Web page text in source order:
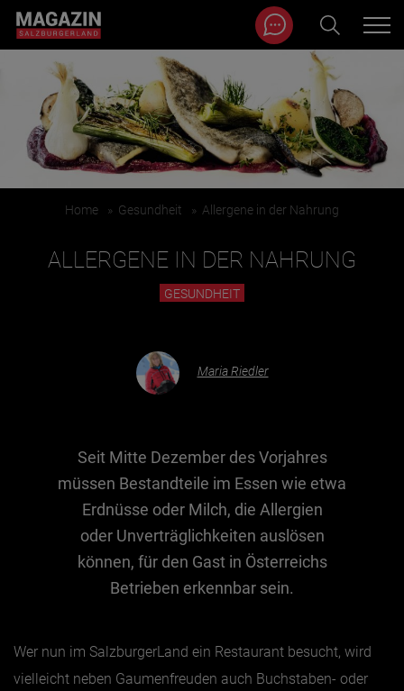
Zum Inhalt springen
BEITRÄGE IN MEINER NÄHE
Essen & Trinken
Outdoor & Sport
Lifestyle
Magazin durchsuchen...
Home » Gesundheit » Allergene in der Nahrung
ALLERGENE IN DER NAHRUNG
GESUNDHEIT
Maria Riedler
Seit Mitte Dezember des Vorjahres
müssen Bestandteile im Essen wie etwa
Erdnüsse oder Milch, die Allergien
oder Unverträglichkeiten auslösen
können, für den Gast in Österreichs
Betrieben erkennbar sein.
Wer nun im SalzburgerLand ein Restaurant besucht, wird
vielleicht neben Gaumenfreuden auch Buchstaben- oder